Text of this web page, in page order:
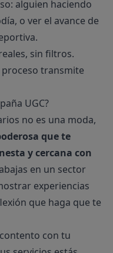
alguien haciendo
o ver el avance de
sin filtros.
proceso transmite
UGC?
no es una moda,
que te
y cercana con
en un sector
experiencias
que haga que te
con tu